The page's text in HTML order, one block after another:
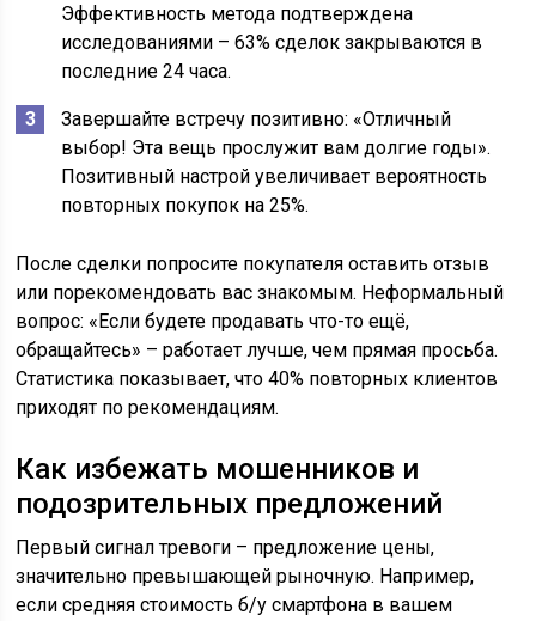
Эффективность метода подтверждена
исследованиями – 63% сделок закрываются в
последние 24 часа.
Завершайте встречу позитивно: «Отличный
выбор! Эта вещь прослужит вам долгие годы».
Позитивный настрой увеличивает вероятность
повторных покупок на 25%.
После сделки попросите покупателя оставить отзыв
или порекомендовать вас знакомым. Неформальный
вопрос: «Если будете продавать что-то ещё,
обращайтесь» – работает лучше, чем прямая просьба.
Статистика показывает, что 40% повторных клиентов
приходят по рекомендациям.
Как избежать мошенников и
подозрительных предложений
Первый сигнал тревоги – предложение цены,
значительно превышающей рыночную. Например,
если средняя стоимость б/у смартфона в вашем